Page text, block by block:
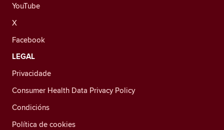
YouTube
X
Facebook
LEGAL
Privacidade
Consumer Health Data Privacy Policy
Condicións
Política de cookies